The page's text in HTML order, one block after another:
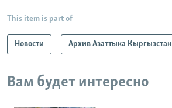
This item is part of
Новости Архив Азаттыка Кыргызстан
Вам будет интересно